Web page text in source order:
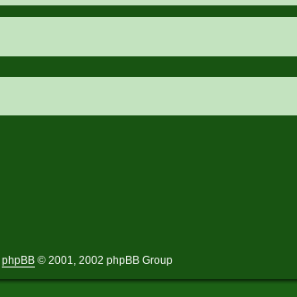
phpBB © 2001, 2002 phpBB Group